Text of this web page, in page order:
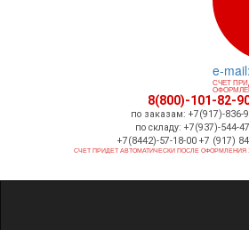
e-
СЧЕТ
8(800)-101-82-
по заказам: +7(917)-836-
по складу: +7(937)-544-
+7(8442)-57-18-00 +7 (917)
СЧЕТ ПРИДЕТ АВТОМАТИЧЕСКИ ПОСЛЕ ОФОРМЛЕНИЯ